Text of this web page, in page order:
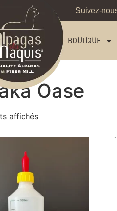
Suivez-
BOUTIQUE
Oase
Oase
affichés